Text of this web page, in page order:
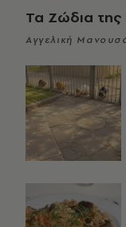
Τα Ζώδια
Αγγελική